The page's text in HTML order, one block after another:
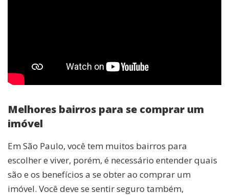
Melhores bairros para se comprar um
imóvel
Em São Paulo, você tem muitos bairros para
escolher e viver, porém, é necessário entender quais
são e os benefícios a se obter ao comprar um
imóvel. Você deve se sentir seguro também,